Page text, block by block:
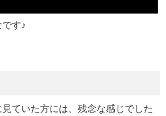
す♪
ていた方には、残念な感じでした